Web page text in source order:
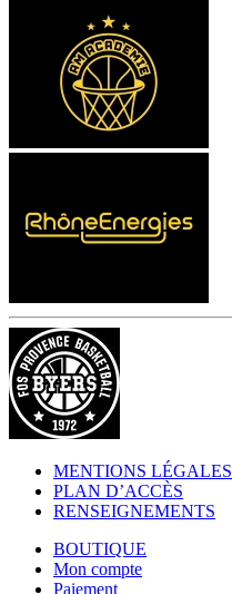
MENTIONS LÉGALES
PLAN D’ACCÈS
RENSEIGNEMENTS
BOUTIQUE
Mon compte
Paiement